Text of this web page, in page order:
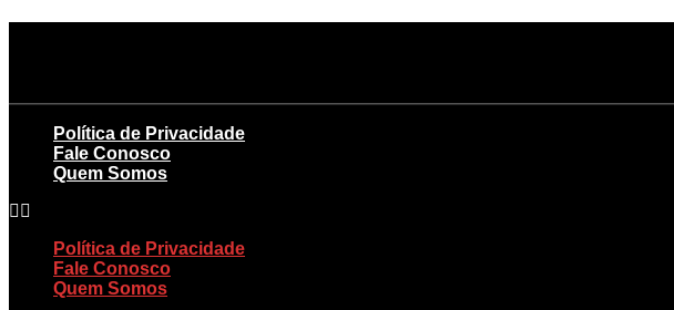
Política de Privacidade
Fale Conosco
Quem Somos
Política de Privacidade
Fale Conosco
Quem Somos